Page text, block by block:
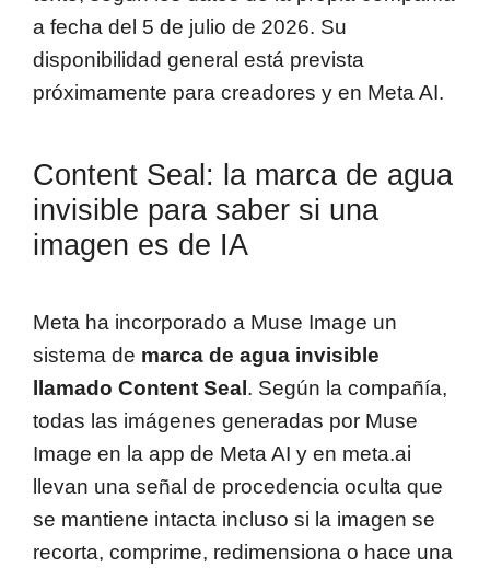
a fecha del 5 de julio de 2026. Su
disponibilidad general está prevista
próximamente para creadores y en Meta AI.
Content Seal: la marca de agua
invisible para saber si una
imagen es de IA
Meta ha incorporado a Muse Image un
sistema de marca de agua invisible
llamado Content Seal. Según la compañía,
todas las imágenes generadas por Muse
Image en la app de Meta AI y en meta.ai
llevan una señal de procedencia oculta que
se mantiene intacta incluso si la imagen se
recorta, comprime, redimensiona o hace una